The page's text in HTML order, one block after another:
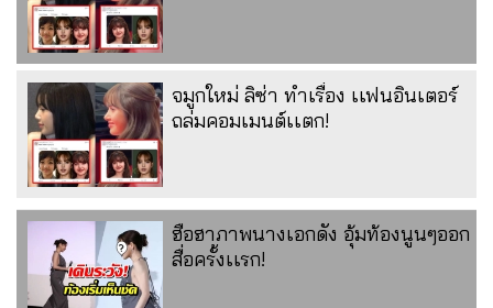
จมูกใหม่ ลิซ่า ทำเรื่อง เเฟนอินเตอร์
ถล่มคอมเมนต์เเตก!
ฮือฮาภาพนางเอกดัง อุ้มท้องนูนๆออก
สื่อครั้งเเรก!